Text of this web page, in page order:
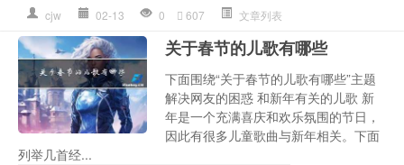
cjw 02-13 0 607 文章列表
关于春节的儿歌有哪些
下面围绕“关于春节的儿歌有哪些”主题
解决网友的困惑 和新年有关的儿歌 新
年是一个充满喜庆和欢乐氛围的节日，
因此有很多儿童歌曲与新年相关。下面
列举几首经...